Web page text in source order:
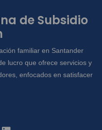
de Subsidio
familiar en Santander
lucro que ofrece servicios y
enfocados en satisfacer